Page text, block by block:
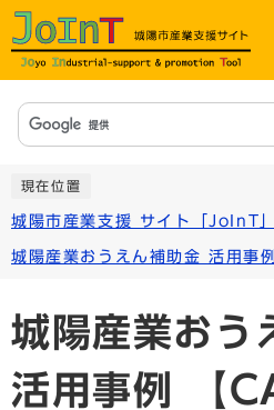
現在位置
城陽市産業支援 サイト「JoInT」
城陽産業おうえん補助金 活用事
城陽産業おう
活用事例 【